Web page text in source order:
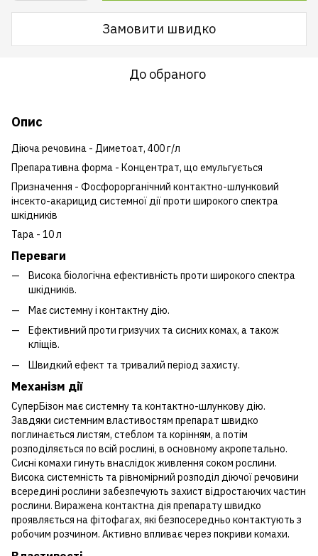
Замовити швидко
До обраного
Опис
Діюча речовина - Диметоат, 400 г/л
Препаративна форма - Концентрат, що емульгується
Призначення - Фосфорорганічний контактно-шлунковий
інсекто-акарицид системної дії проти широкого спектра
шкідників
Тара - 10 л
Переваги
Висока біологічна ефективність проти широкого спектра
шкідників.
Має системну і контактну дію.
Ефективний проти гризучих та сисних комах, а також
кліщів.
Швидкий ефект та тривалий період захисту.
Механізм дії
СуперБізон має системну та контактно-шлункову дію.
Завдяки системним властивостям препарат швидко
поглинається листям, стеблом та корінням, а потім
розподіляється по всій рослині, в основному акропетально.
Сисні комахи гинуть внаслідок живлення соком рослини.
Висока системність та рівномірний розподіл діючої речовини
всередині рослини забезпечують захист відростаючих частин
рослини. Виражена контактна дія препарату швидко
проявляється на фітофагах, які безпосередньо контактують з
робочим розчином. Активно впливає через покриви комахи.